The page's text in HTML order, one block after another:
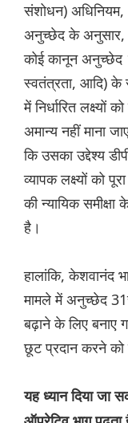
संशोधन) अधिनियम,
अनुच्छेद के अनुसार,
कोई कानून अनुच्छेद
स्वतंत्रता, आदि) के
में निर्धारित
अमान्य नहीं माना
कि उसका उद्देश्य
व्यापक लक्ष्यों को
की न्यायिक
है।
हालांकि, केशवानंद
मामले में अनुच्छेद
बढ़ाने के लिए बनाए
छूट प्रदान करने को
यह ध्यान दिया जा